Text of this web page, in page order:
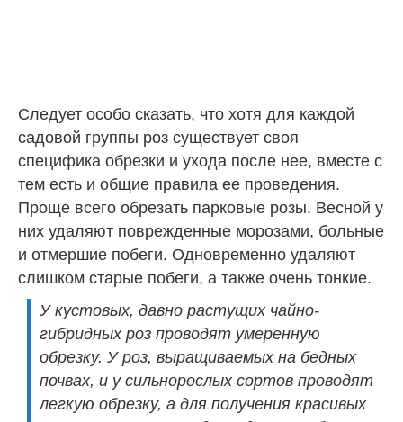
Следует особо сказать, что хотя для каждой
садовой группы роз существует своя
специфика обрезки и ухода после нее, вместе с
тем есть и общие правила ее проведения.
Проще всего обрезать парковые розы. Весной у
них удаляют поврежденные морозами, больные
и отмершие побеги. Одновременно удаляют
слишком старые побеги, а также очень тонкие.
У кустовых, давно растущих чайно-
гибридных роз проводят умеренную
обрезку. У роз, выращиваемых на бедных
почвах, и у сильнорослых сортов проводят
легкую обрезку, а для получения красивых